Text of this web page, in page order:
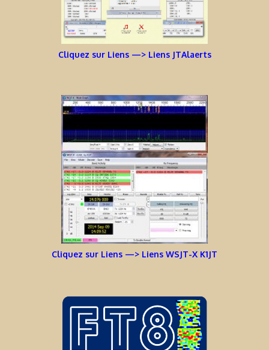
Cliquez sur Liens —> Liens JTAlaerts
Cliquez sur Liens —> Liens WSJT-X K1JT